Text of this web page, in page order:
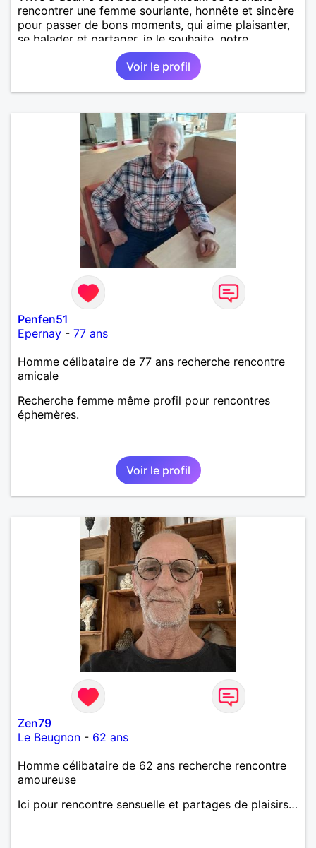
rencontrer une femme souriante, honnête et sincère
pour passer de bons moments, qui aime plaisanter,
se balader et partager, je le souhaite, notre
complicité. J'aime beaucoup les chantiers de
randonnée pour se défouler, se relaxer, se détendre
et finalement prendre du bon temps. C'est difficile
de tout dire en quelques lignes. En revanche, vous
d'informations. A bientôt
Voir le profil
Penfen51
Epernay - 77 ans
Homme célibataire de 77 ans recherche rencontre
amicale
Recherche femme même profil pour rencontres
éphemères.
Voir le profil
Zen79
Le Beugnon - 62 ans
Homme célibataire de 62 ans recherche rencontre
amoureuse
Ici pour rencontre sensuelle et partages de plaisirs…